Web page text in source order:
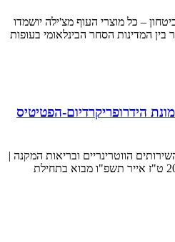
– כל מוצרי העוף מצ'ילה יושמדו
המדינות הסחר הבינלאומי בעופות
הידרופריקרדיום-הפטיטיס
הווטרינריים ובריאות המקנה |
מערך בריאות העוף 03 במאי 2026 ט"ז אייר תשפ"ו מבוא בתחילת